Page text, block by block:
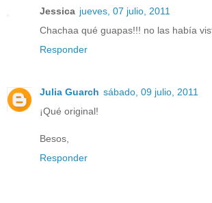
Jessica jueves, 07 julio, 2011
Chachaa qué guapas!!! no las había
Responder
Julia Guarch sábado, 09 julio, 2011
¡Qué original!
Besos,
Responder